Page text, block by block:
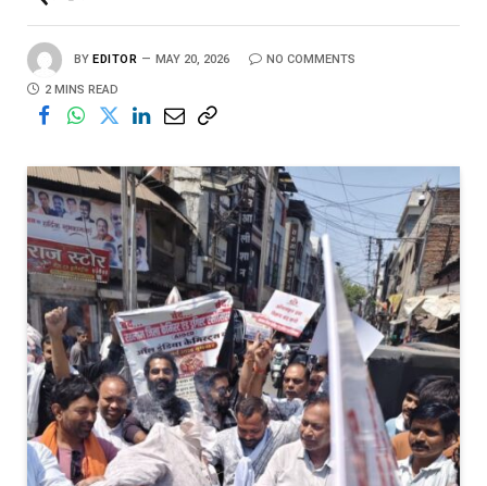
BY EDITOR MAY 20, 2026 NO COMMENTS
2 MINS READ